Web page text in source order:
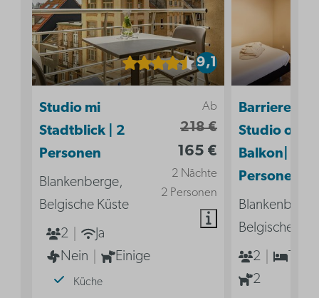
9,1
Ab
218 €
165 €
2 Nächte
2 Personen
Studio mi
Stadtblick | 2
Personen
Blankenberge,
Belgische Küste
2
Ja
Nein
Einige
Küche
Studio ohne
Balkon| 2
Personen
Belgische
2
2